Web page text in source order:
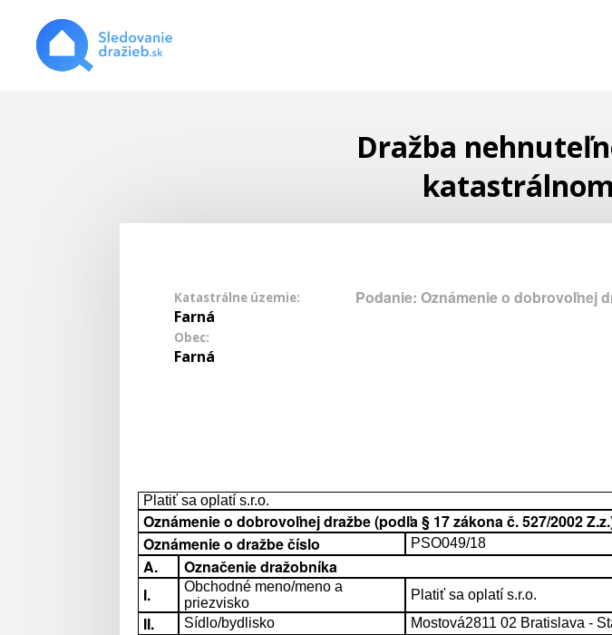
Dražba
Katastrálne územie:
Farná
Obec:
Farná
Podanie: Oznámenie o dobrovoľnej
Platiť sa oplatí s.r.o.
Oznámenie o dobrovoľnej dražbe (podľa § 17 zákona č. 527/2002
Oznámenie o dražbe číslo
PSO049/18
A.
Označenie dražobníka
I.
Obchodné meno/meno a
priezvisko
Platiť sa oplatí s.r.o.
II. Sídlo/bydlisko Mostová2811 02 Bratislava -